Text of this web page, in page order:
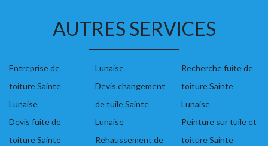
AUTRES SERVICES
Entreprise de
toiture Sainte
Lunaise
Devis fuite de
toiture Sainte
Lunaise
Devis changement
de tuile Sainte
Lunaise
Rehaussement de
Recherche fuite de
toiture Sainte
Lunaise
Peinture sur tuile et
toiture Sainte